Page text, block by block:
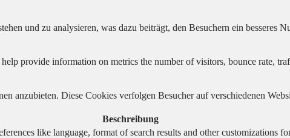
und zu analysieren, was dazu beiträgt, den Besuchern ein besseres
provide information on metrics the number of visitors, bounce rate,
anzubieten. Diese Cookies verfolgen Besucher auf verschiedenen
Beschreibung
like language, format of search results and other customizations